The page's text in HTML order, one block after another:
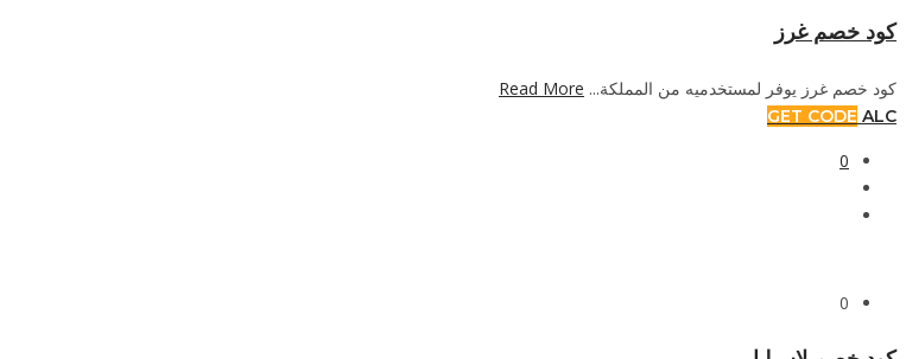
كود خصم غرز
كود خصم غرز يوفر لمستخدميه من المملكة... Read More
GET CODE ALC
0
0